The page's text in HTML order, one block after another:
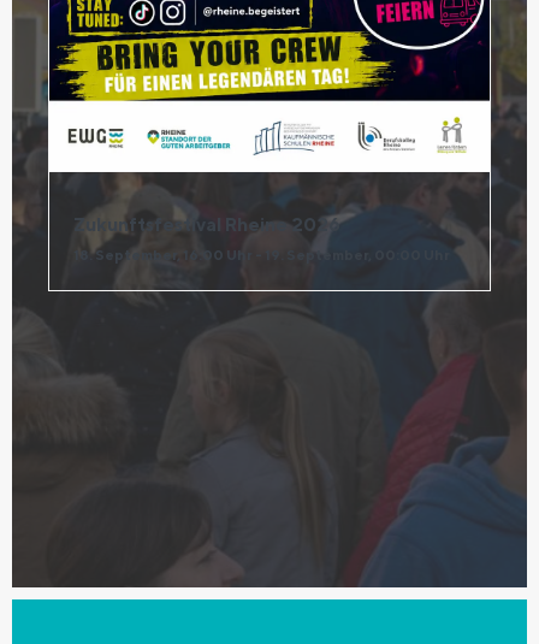
Zukunftsfestival Rheine 2026
18. September, 16:00 Uhr